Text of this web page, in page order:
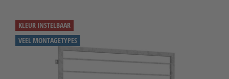
KLEUR INSTELBAAR
VEEL MONTAGETYPES